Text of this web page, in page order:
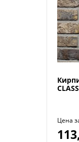
Цена